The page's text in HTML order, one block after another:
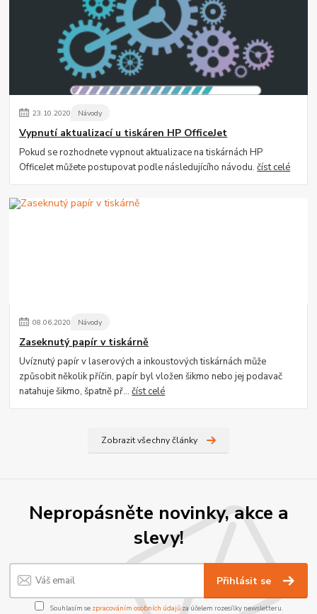
23.10.2020 Návody
Vypnutí aktualizací u tiskáren HP OfficeJet
Pokud se rozhodnete vypnout aktualizace na tiskárnách HP
OfficeJet můžete postupovat podle následujícího návodu.číst celé
08.06.2020 Návody
Zaseknutý papír v tiskárně
Uvíznutý papír v laserových a inkoustových tiskárnách může
způsobit několik příčin, papír byl vložen šikmo nebo jej podavač
natahuje šikmo, špatně př...číst celé
Zobrazit všechny články
Nepropásněte novinky, akce a
slevy!
Přihlásit se
Souhlasím se zpracováním osobních údajůza účelem rozesílky newsletteru.